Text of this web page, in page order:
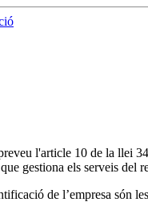
l'article 10 de la llei
gestiona els serveis del
de l’empresa són